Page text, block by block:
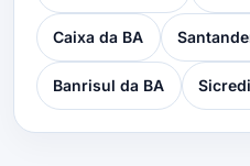
Caixa da BA
Banrisul da BA